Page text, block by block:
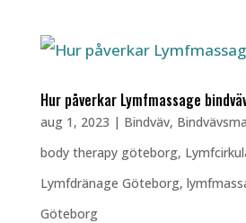
Hur påverkar Lymfmassage
aug 1, 2023 | Bindväv,
body therapy göteborg,
Lymfdränage Göteborg,
Göteborg